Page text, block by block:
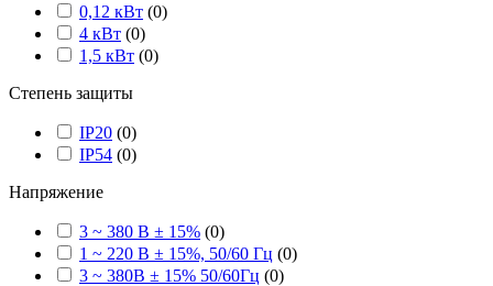
0,12 кВт (0)
4 кВт (0)
1,5 кВт (0)
Степень защиты
IP20 (0)
IP54 (0)
Напряжение
3 ~ 380 В ± 15% (0)
1 ~ 220 В ± 15%, 50/60 Гц (0)
3 ~ 380В ± 15% 50/60Гц (0)